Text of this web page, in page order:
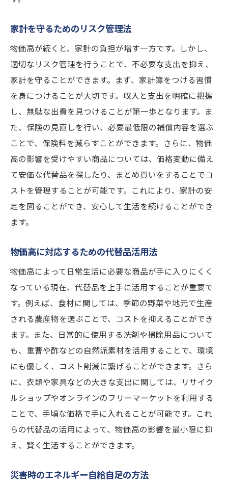
家計を守るためのリスク管理法
物価高が続くと、家計の負担が増す一方です。しかし、
適切なリスク管理を行うことで、不必要な支出を抑え、
家計を守ることができます。まず、家計簿をつける習慣
を身につけることが大切です。収入と支出を明確に把握
し、無駄な出費を見つけることが第一歩となります。ま
た、保険の見直しを行い、必要最低限の補償内容を選ぶ
ことで、保険料を減らすことができます。さらに、物価
高の影響を受けやすい商品については、価格変動に備え
て安価な代替品を探したり、まとめ買いをすることでコ
ストを管理することが可能です。これにより、家計の安
定を図ることができ、安心して生活を続けることができ
ます。
物価高に対応するための代替品活用法
物価高によって日常生活に必要な商品が手に入りにくく
なっている現在、代替品を上手に活用することが重要で
す。例えば、食材に関しては、季節の野菜や地元で生産
される農産物を選ぶことで、コストを抑えることができ
ます。また、日常的に使用する洗剤や掃除用品について
も、重曹や酢などの自然派素材を活用することで、環境
にも優しく、コスト削減に繋げることができます。さら
に、衣類や家具などの大きな支出に関しては、リサイク
ルショップやオンラインのフリーマーケットを利用する
ことで、手頃な価格で手に入れることが可能です。これ
らの代替品の活用によって、物価高の影響を最小限に抑
え、賢く生活することができます。
災害時のエネルギー自給自足の方法